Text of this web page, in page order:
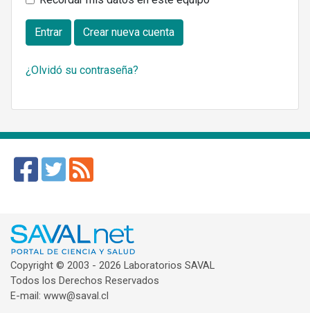
Entrar Crear nueva cuenta
¿Olvidó su contraseña?
Copyright © 2003 - 2026 Laboratorios SAVAL
Todos los Derechos Reservados
E-mail: www@saval.cl